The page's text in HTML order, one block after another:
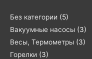
Без категории (5)
Вакуумные насосы (3)
Весы, Термометры (3)
Горелки (3)